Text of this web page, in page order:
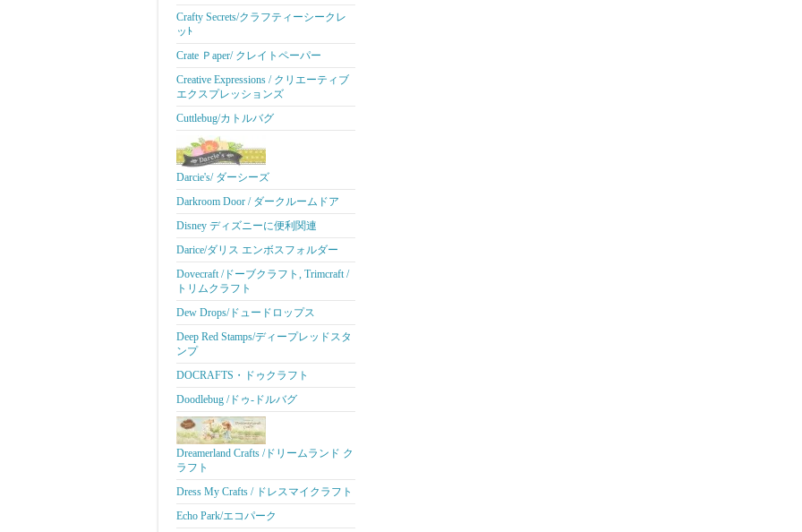
Crafty Secrets/クラフティーシークレ
ッﾄ
Crate Ｐaper/ クレイトペーパー
Creative Expressions / クリエーティブ
エクスプレッションズ
Cuttlebug/カトルバグ
Darcie's/ ダーシーズ
Darkroom Door / ダークルームドア
Disney ディズニーに便利関連
Darice/ダリス エンボスフォルダー
Dovecraft /ドーブクラフト, Trimcraft /
トリムクラフト
Dew Drops/ドュードロップス
Deep Red Stamps/ディープレッドスタ
ンプ
DOCRAFTS・ドゥクラフト
Doodlebug /ドゥ-ドルバグ
Dreamerland Crafts /ドリームランド ク
ラフト
Dress My Crafts / ドレスマイクラフト
Echo Park/エコパーク